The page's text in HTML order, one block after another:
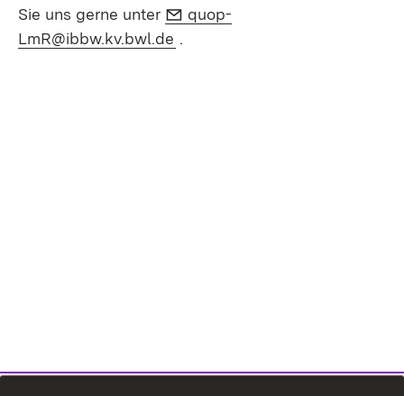
Sie uns gerne unter
E-Mail:
quop-
LmR@ibbw.kv.bwl.de .